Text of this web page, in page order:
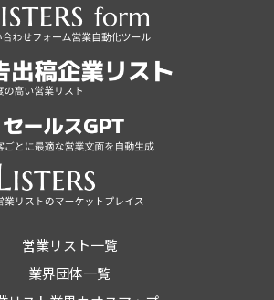
営業リスト一覧
業界団体一覧